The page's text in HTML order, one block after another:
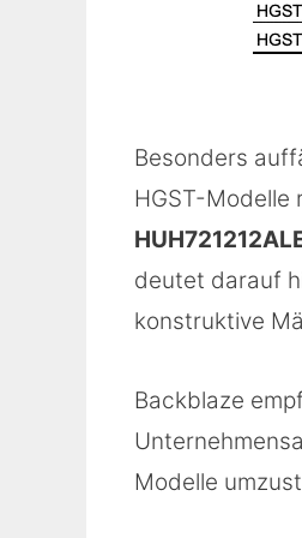
Besonders
HGST-Modelle
deutet darauf
konstruktive
Backblaze
Modelle